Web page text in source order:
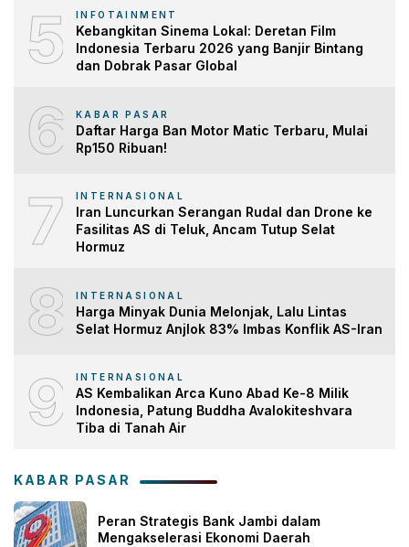
5 INFOTAINMENT
Kebangkitan Sinema Lokal: Deretan Film
Indonesia Terbaru 2026 yang Banjir Bintang
dan Dobrak Pasar Global
6 KABAR PASAR
Daftar Harga Ban Motor Matic Terbaru, Mulai
Rp150 Ribuan!
7 INTERNASIONAL
Iran Luncurkan Serangan Rudal dan Drone ke
Fasilitas AS di Teluk, Ancam Tutup Selat
Hormuz
8 INTERNASIONAL
Harga Minyak Dunia Melonjak, Lalu Lintas
Selat Hormuz Anjlok 83% Imbas Konflik AS-Iran
9 INTERNASIONAL
AS Kembalikan Arca Kuno Abad Ke-8 Milik
Indonesia, Patung Buddha Avalokiteshvara
Tiba di Tanah Air
KABAR PASAR
Peran Strategis Bank Jambi dalam
Mengakselerasi Ekonomi Daerah